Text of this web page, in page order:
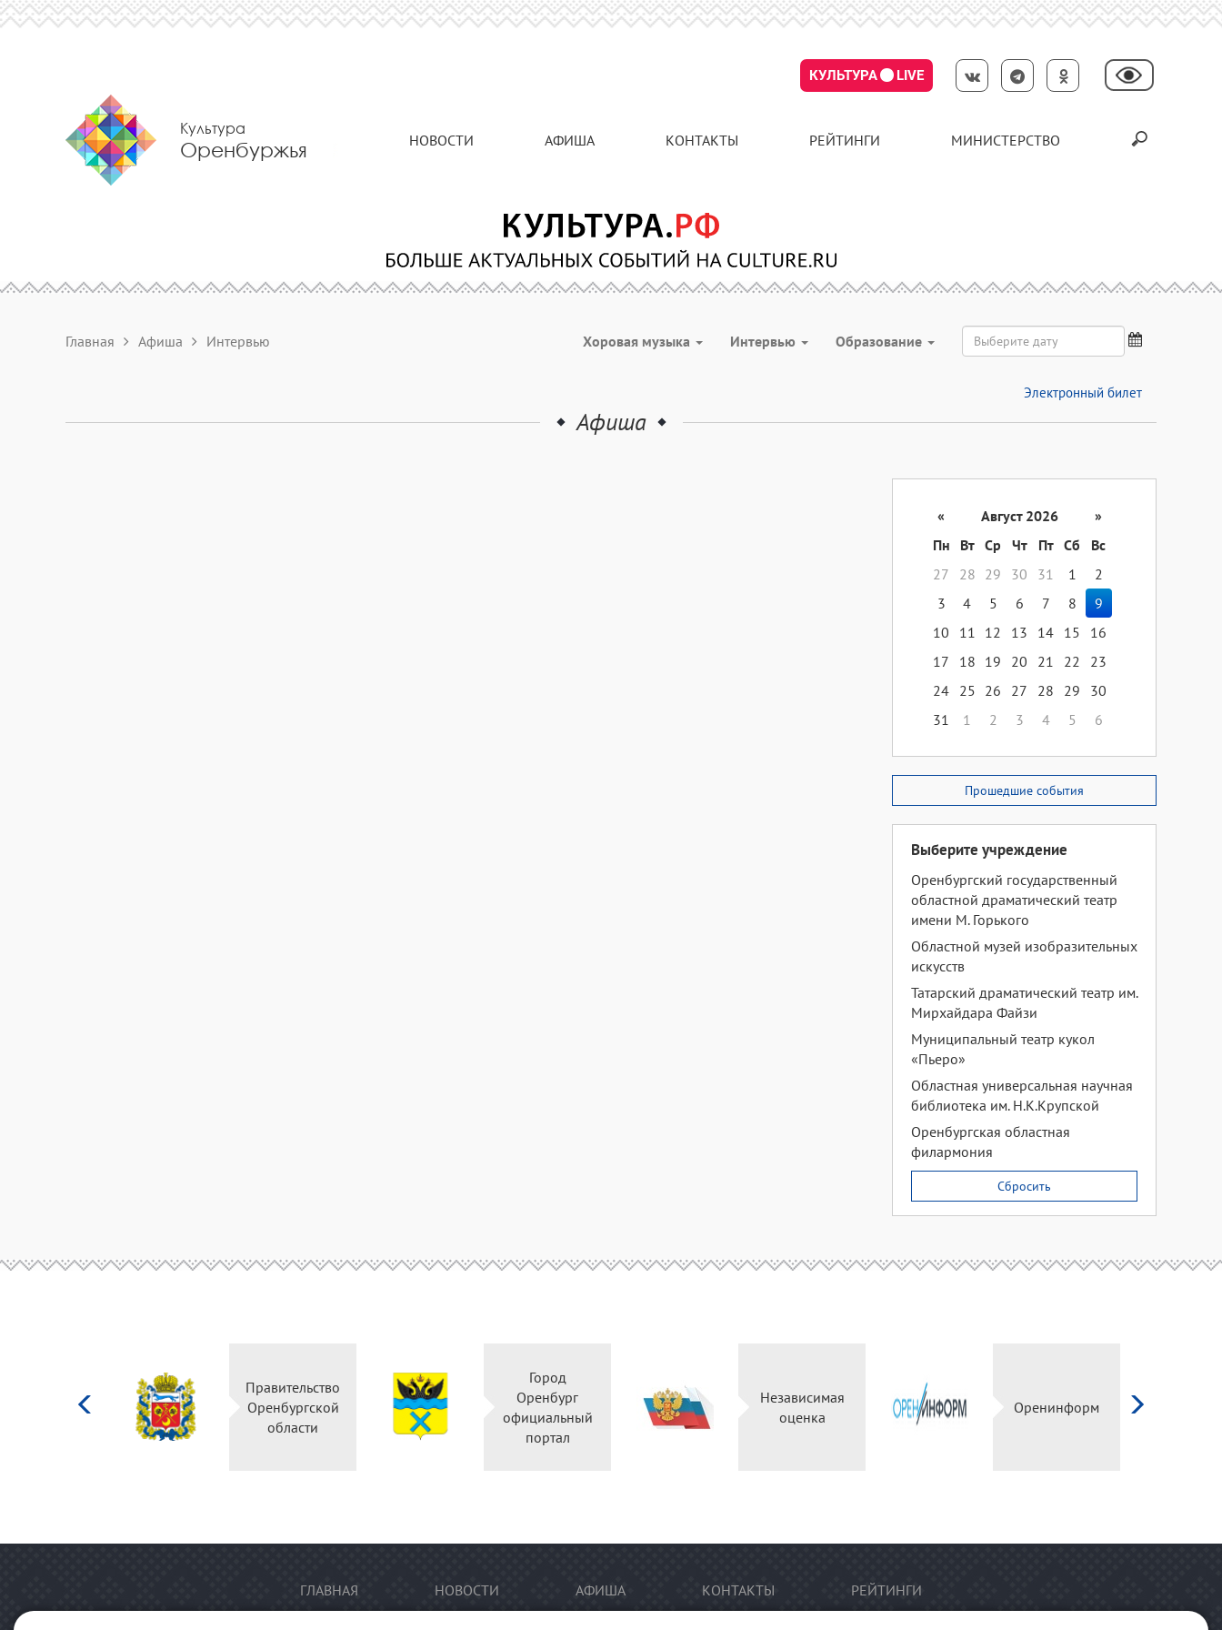
КУЛЬТУРА LIVE
Культура
Оренбуржья НОВОСТИ АФИША КОНТАКТЫ РЕЙТИНГИ МИНИСТЕРСТВО
Главная Афиша Интервью Хоровая музыка Интервью Образование
Электронный билет
Афиша
« Август 2026
»
Пн
Вт Ср Чт Пт Сб
Вс
27
28 29 30 31 1
2
3
4 5 6 7 8
9
10
11 12 13 14 15
16
17
18 19 20 21 22
23
24 25 26 27 28 29
30
31
1 2 3 4 5 6
Прошедшие события
Выберите учреждение
Оренбургский государственный
областной драматический театр
имени М. Горького
Областной музей изобразительных
искусств
Татарский драматический театр им.
Мирхайдара Файзи
Муниципальный театр кукол
«Пьеро»
Областная универсальная научная
библиотека им. Н.К.Крупской
Оренбургская областная
филармония
Сбросить
Правительство
Оренбургской
области
Город
Оренбург
официальный
портал
Независимая
оценка
Оренинформ
ГЛАВНАЯ НОВОСТИ АФИША КОНТАКТЫ РЕЙТИНГИ